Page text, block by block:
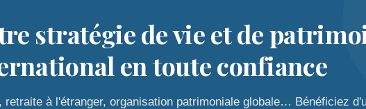
stratégie de vie et de
en toute confiance
retraite à l'étranger, organisation patrimoniale globale… Bénéficiez